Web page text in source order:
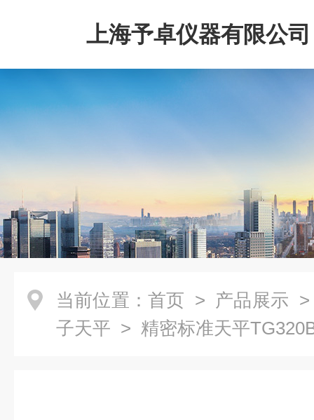
上海予卓仪器有限公司
当前位置： 首页 > 产品展示
子天平 > 精密标准天平